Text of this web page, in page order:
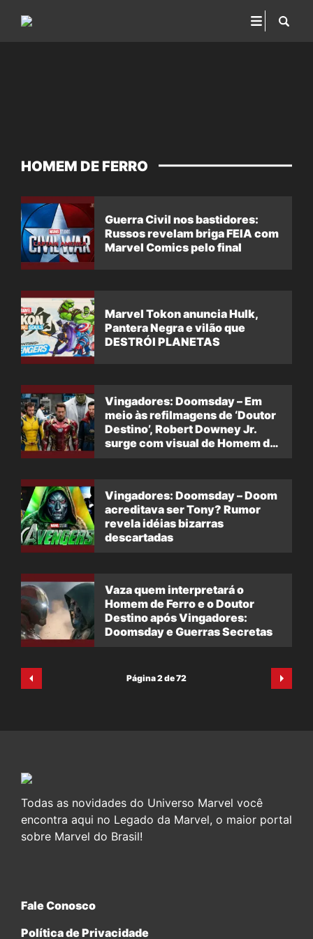
HOMEM DE FERRO
Guerra Civil nos bastidores:
Russos revelam briga FEIA com
Marvel Comics pelo final
Marvel Tokon anuncia Hulk,
Pantera Negra e vilão que
DESTRÓI PLANETAS
Vingadores: Doomsday – Em
meio às refilmagens de ‘Doutor
Destino’, Robert Downey Jr.
surge com visual de Homem de
Vingadores: Doomsday – Doom
acreditava ser Tony? Rumor
revela idéias bizarras
descartadas
Vaza quem interpretará o
Homem de Ferro e o Doutor
Destino após Vingadores:
Doomsday e Guerras Secretas
Página 2 de 72
Todas as novidades do Universo Marvel você
encontra aqui no Legado da Marvel, o maior portal
sobre Marvel do Brasil!
Fale Conosco
Política de Privacidade